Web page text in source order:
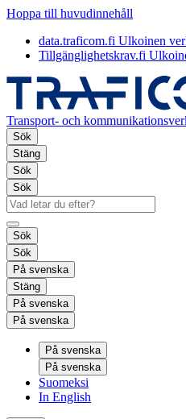
Hoppa till huvudinnehåll
data.traficom.fi Ulkoinen
Tillgänglighetskrav.fi
Transport- och
Sök
Stäng
Sök
Sök
Sök
Sök
På svenska
Stäng
På svenska
På svenska
På svenska
På svenska
Suomeksi
In English